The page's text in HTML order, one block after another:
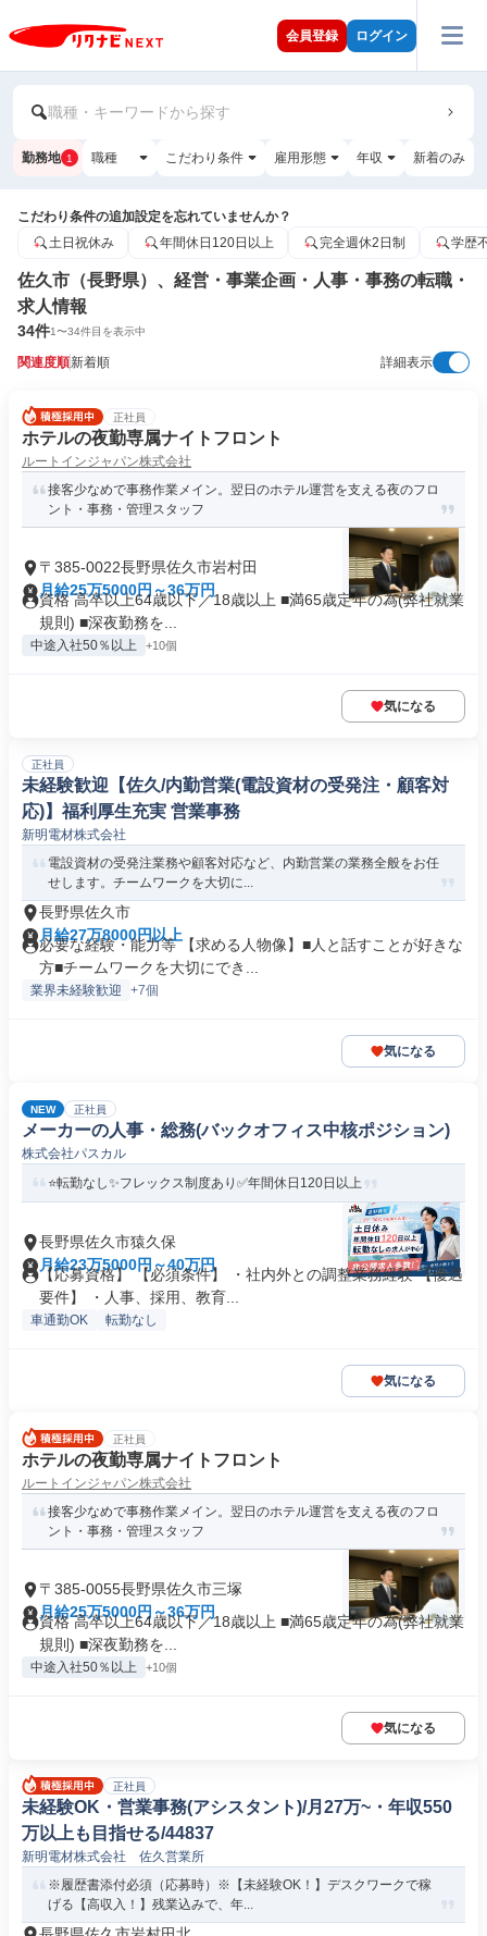
会員登録 ログイン
職種・キーワードから探す
勤務地 1 職種 こだわり条件 雇用形態 年収 新着のみ
こだわり条件の追加設定を忘れていませんか？
土日祝休み
年間休日120日以上 完全週休2日制 学歴
佐久市（長野県）、経営・事業企画・人事・事務の転職・
求人情報
34件1〜34件目を表示中
関連度順新着順 詳細表示
正社員
ホテルの夜勤専属ナイトフロント
ルートインジャパン株式会社
接客少なめで事務作業メイン。翌日のホテル運営を支える夜のフロ
ント・事務・管理スタッフ
〒385-0022長野県佐久市岩村田
月給25万5000円～36万円
資格 高卒以上64歳以下／18歳以上 ■満65歳定年の為(弊社就業
規則) ■深夜勤務を...
中途入社50％以上 +10個
気になる
正社員
未経験歓迎【佐久/内勤営業(電設資材の受発注・顧客対
応)】福利厚生充実 営業事務
新明電材株式会社
電設資材の受発注業務や顧客対応など、内勤営業の業務全般をお任
せします。チームワークを大切に...
長野県佐久市
月給27万8000円以上
必要な経験・能力等 【求める人物像】■人と話すことが好きな
方■チームワークを大切にでき...
業界未経験歓迎 +7個
気になる
NEW 正社員
メーカーの人事・総務(バックオフィス中核ポジション)
株式会社パスカル
⭐転勤なし✨フレックス制度あり✅年間休日120日以上
長野県佐久市猿久保
月給23万5000円～40万円
【応募資格】 【必須条件】 ・社内外との調整業務経験 【優遇
要件】 ・人事、採用、教育...
車通勤OK 転勤なし
気になる
正社員
ホテルの夜勤専属ナイトフロント
ルートインジャパン株式会社
接客少なめで事務作業メイン。翌日のホテル運営を支える夜のフロ
ント・事務・管理スタッフ
〒385-0055長野県佐久市三塚
月給25万5000円～36万円
資格 高卒以上64歳以下／18歳以上 ■満65歳定年の為(弊社就業
規則) ■深夜勤務を...
中途入社50％以上 +10個
気になる
正社員
未経験OK・営業事務(アシスタント)/月27万~・年収550
万以上も目指せる/44837
新明電材株式会社 佐久営業所
※履歴書添付必須（応募時）※【未経験OK！】デスクワークで稼
げる【高収入！】残業込みで、年...